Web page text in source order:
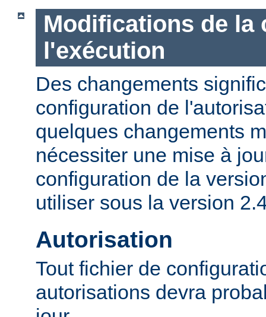
Modifications de la
l'exécution
Des changements
configuration de
quelques changements
nécessiter une mise à
configuration de la
utiliser sous la version
Autorisation
Tout fichier de
autorisations devra